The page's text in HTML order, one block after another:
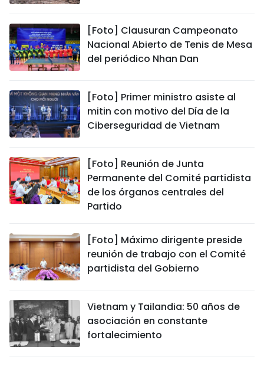
[Foto] Clausuran Campeonato
Nacional Abierto de Tenis de Mesa
del periódico Nhan Dan
[Foto] Primer ministro asiste al
mitin con motivo del Día de la
Ciberseguridad de Vietnam
[Foto] Reunión de Junta
Permanente del Comité partidista
de los órganos centrales del
Partido
[Foto] Máximo dirigente preside
reunión de trabajo con el Comité
partidista del Gobierno
Vietnam y Tailandia: 50 años de
asociación en constante
fortalecimiento